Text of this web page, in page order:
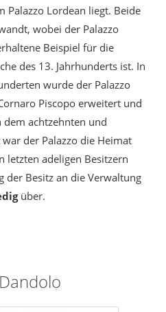
Palazzo Lordean liegt. Beide
wobei der Palazzo
Beispiel für die
des 13. Jahrhunderts ist. In
wurde der Palazzo
Piscopo erweitert und
achtzehnten und
der Palazzo die Heimat
letzten adeligen Besitzern
der Besitz an die Verwaltung
über.